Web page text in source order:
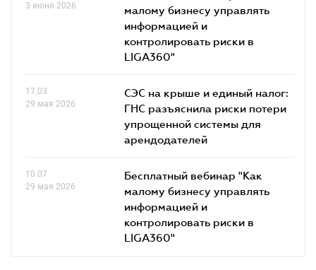
3 июня 2026
малому бизнесу управлять
информацией и
контролировать риски в
LIGA360"
17.03
29 мая 2026
СЭС на крыше и единый налог:
ГНС разъяснила риски потери
упрощенной системы для
арендодателей
10.07
29 мая 2026
Бесплатный вебинар "Как
малому бизнесу управлять
информацией и
контролировать риски в
LIGA360"